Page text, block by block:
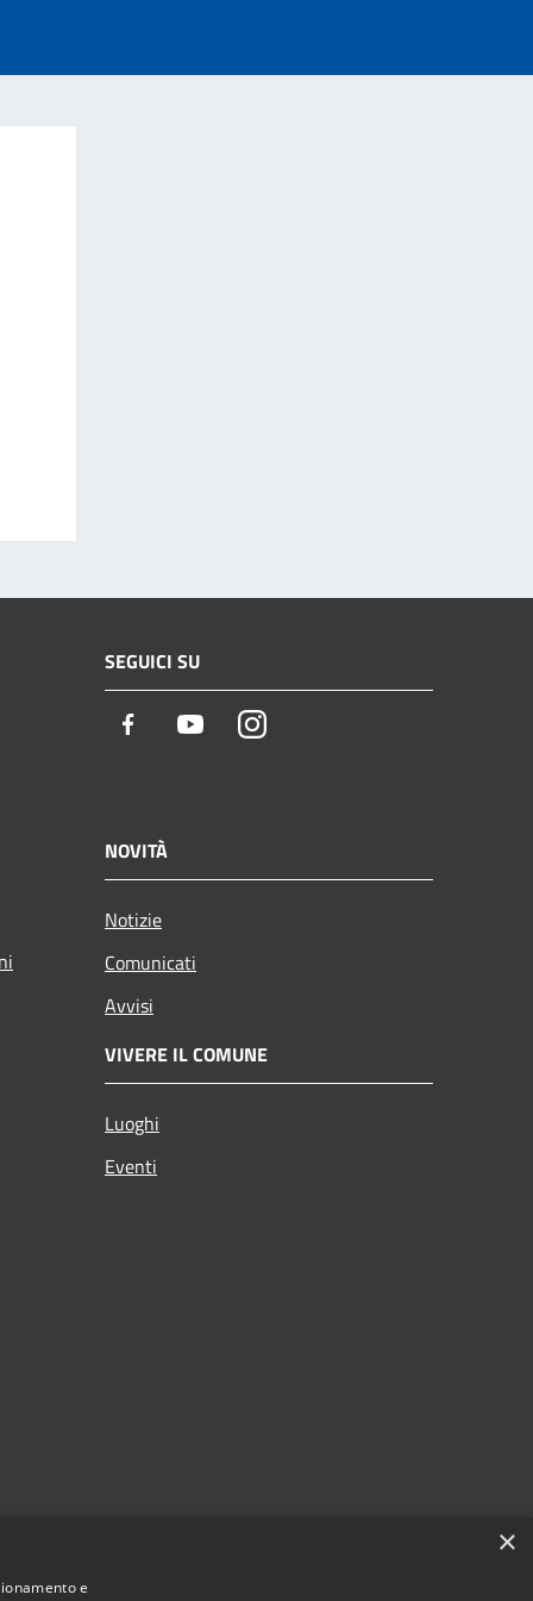
SEGUICI SU
Facebook YoutubeInstagram
NOVITÀ
Notizie
Comunicati
Avvisi
VIVERE IL COMUNE
Luoghi
Eventi
×
e